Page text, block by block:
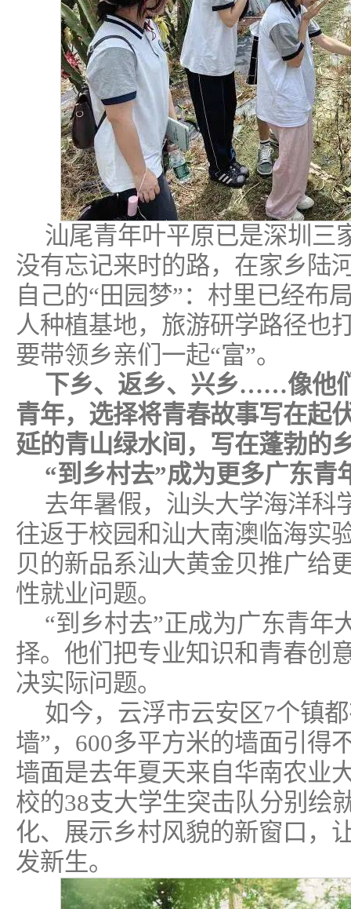
汕尾青年叶平原已是深圳三
没有忘记来时的路，在家乡陆
自己的“田园梦”：村里已经布
人种植基地，旅游研学路径也
要带领乡亲们一起“富”。
下乡、返乡、兴乡……像他
青年，选择将青春故事写在起
延的青山绿水间，写在蓬勃的
“到乡村去”成为更多广东青
去年暑假，汕头大学海洋科
往返于校园和汕大南澳临海实
贝的新品系汕大黄金贝推广给
性就业问题。
“到乡村去”正成为广东青年
择。他们把专业知识和青春创
决实际问题。
如今，云浮市云安区7个镇
墙”，600多平方米的墙面引得
墙面是去年夏天来自华南农业
校的38支大学生突击队分别绘
化、展示乡村风貌的新窗口，
发新生。